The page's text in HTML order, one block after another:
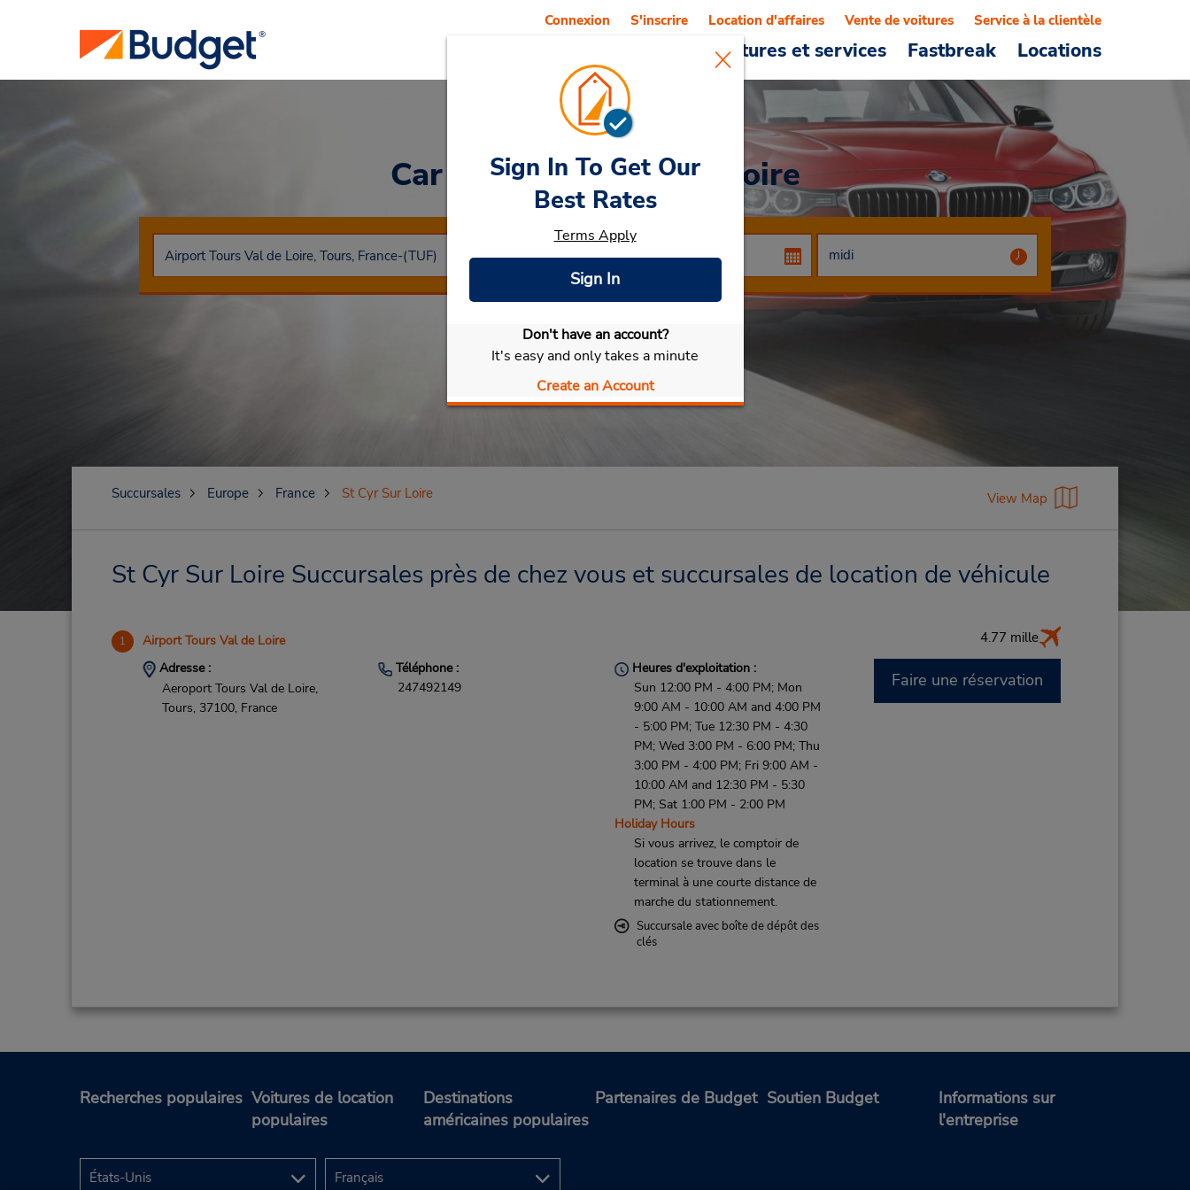
Voitures et services Fastbreak Locations
Connexion S'inscrire Location d'affaires Vente de voitures Service à la clientèle
Car RentalSt Cyr Sur Loire
Sélectionner ma voiture
Sign In To Get Our
Best Rates
Terms Apply
Sign In
Don't have an account?
It's easy and only takes a minute
Create an Account
Succursales Europe France St Cyr Sur Loire View Map
St Cyr Sur Loire Succursales près de chez vous et succursales de location de véhicule
1 Airport Tours Val de Loire 4.77 mille
Adresse :
Aeroport Tours Val de Loire,
Tours, 37100, France
Téléphone :
247492149
Heures d'exploitation :
Sun 12:00 PM - 4:00 PM; Mon
9:00 AM - 10:00 AM and 4:00 PM
- 5:00 PM; Tue 12:30 PM - 4:30
PM; Wed 3:00 PM - 6:00 PM; Thu
3:00 PM - 4:00 PM; Fri 9:00 AM -
10:00 AM and 12:30 PM - 5:30
PM; Sat 1:00 PM - 2:00 PM
Holiday Hours
Si vous arrivez, le comptoir de
location se trouve dans le
terminal à une courte distance de
marche du stationnement.
Succursale avec boîte de dépôt des
clés
Faire une réservation
Recherches populaires Voitures de location
populaires
Destinations
américaines populaires
Partenaires de Budget Soutien Budget
Informations sur
l'entreprise